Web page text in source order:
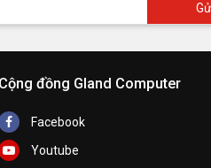
Cộng đồng Gland Computer
Facebook
Youtube